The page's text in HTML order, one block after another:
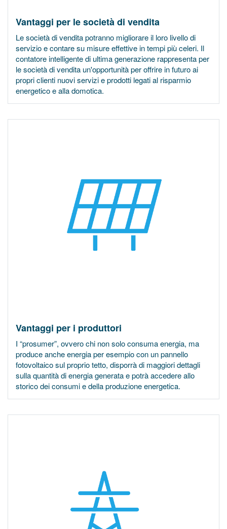
Vantaggi per le società di vendita
Le società di vendita potranno migliorare il loro livello di
servizio e contare su misure effettive in tempi più celeri. Il
contatore intelligente di ultima generazione rappresenta per
le società di vendita un'opportunità per offrire in futuro ai
propri clienti nuovi servizi e prodotti legati al risparmio
energetico e alla domotica.
Vantaggi per i produttori
I “prosumer”, ovvero chi non solo consuma energia, ma
produce anche energia per esempio con un pannello
fotovoltaico sul proprio tetto, disporrà di maggiori dettagli
sulla quantità di energia generata e potrà accedere allo
storico dei consumi e della produzione energetica.